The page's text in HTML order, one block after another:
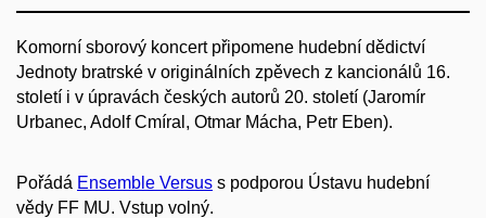
Komorní sborový koncert připomene hudební dědictví
Jednoty bratrské v originálních zpěvech z kancionálů 16.
století i v úpravách českých autorů 20. století (Jaromír
Urbanec, Adolf Cmíral, Otmar Mácha, Petr Eben).
Pořádá Ensemble Versus s podporou Ústavu hudební
vědy FF MU. Vstup volný.